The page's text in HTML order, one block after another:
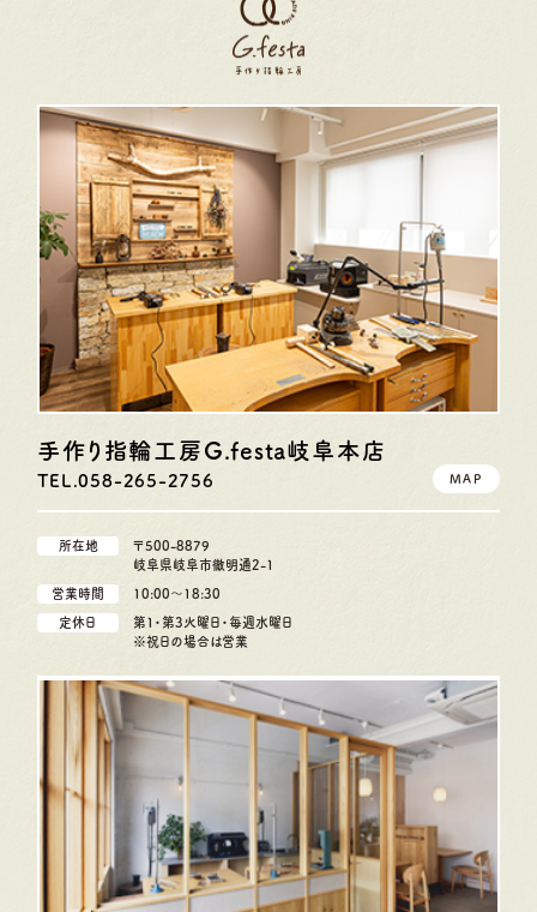
手作り指輪工房G.festa岐阜本店
TEL.058-265-2756 MAP
所在地
〒500-8879
岐阜県岐阜市徹明通2-1
営業時間 10:00〜18:30
定休日
第1・第3火曜日・毎週水曜日
※祝日の場合は営業